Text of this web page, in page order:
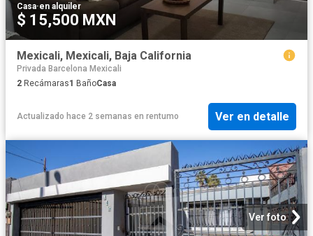
Casa·en alquiler
$ 15,500 MXN
Mexicali, Mexicali, Baja California
Privada Barcelona Mexicali
2 Recámaras1 BañoCasa
Actualizado hace 2 semanas en rentumo Ver en detalle
Ver foto